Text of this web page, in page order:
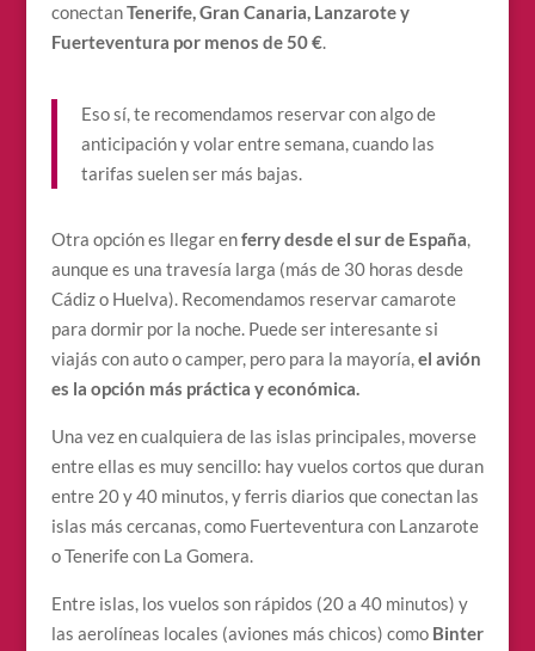
conectanTenerife, Gran Canaria, Lanzarote y
Fuerteventura por menos de 50 €.
Eso sí, te recomendamos reservar con algo de
anticipación y volar entre semana, cuando las
tarifas suelen ser más bajas.
Otra opción es llegar enferry desde el sur de España,
aunque es una travesía larga (más de 30 horas desde
Cádiz o Huelva). Recomendamos reservar camarote
para dormir por la noche. Puede ser interesante si
viajás con auto o camper, pero para la mayoría,el avión
es la opción más práctica y económica.
Una vez en cualquiera de las islas principales, moverse
entre ellas es muy sencillo: hay vuelos cortos que duran
entre 20 y 40 minutos, y ferris diarios que conectan las
islas más cercanas, como Fuerteventura con Lanzarote
o Tenerife con La Gomera.
Entre islas, los vuelos son rápidos (20 a 40 minutos) y
las aerolíneas locales (aviones más chicos) como Binter